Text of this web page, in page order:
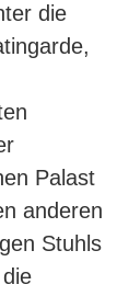
die
Palast
anderen
Stuhls